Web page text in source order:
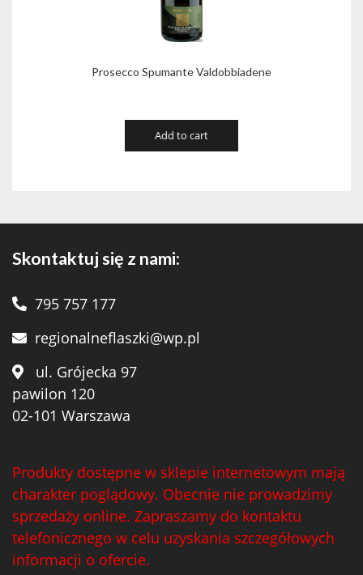
Prosecco Spumante Valdobbiadene
Add to cart
Skontaktuj się z nami:
795 757 177
regionalneflaszki@wp.pl
ul. Grójecka 97
pawilon 120
02-101 Warszawa
Produkty dostępne w sklepie internetowym mają
charakter poglądowy. Obecnie nie prowadzimy
sprzedaży online. Zapraszamy do kontaktu
telefonicznego w celu uzyskania szczegółowych
informacji o ofercie.